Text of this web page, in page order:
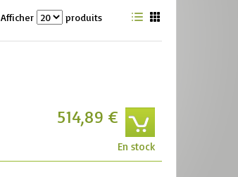
Afficher produits
En stock
514,89 €